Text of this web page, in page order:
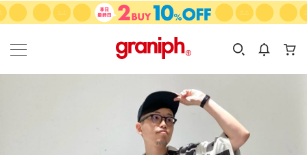
カテゴリーから探す
KIDS
カテゴリ
サイズ